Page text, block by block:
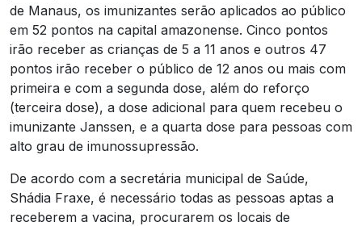
de Manaus, os imunizantes serão aplicados ao público
em 52 pontos na capital amazonense. Cinco pontos
irão receber as crianças de 5 a 11 anos e outros 47
pontos irão receber o público de 12 anos ou mais com
primeira e com a segunda dose, além do reforço
(terceira dose), a dose adicional para quem recebeu o
imunizante Janssen, e a quarta dose para pessoas com
alto grau de imunossupressão.
De acordo com a secretária municipal de Saúde,
Shádia Fraxe, é necessário todas as pessoas aptas a
receberem a vacina, procurarem os locais de